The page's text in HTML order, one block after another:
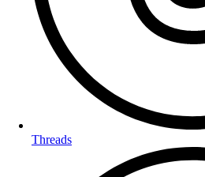
Threads